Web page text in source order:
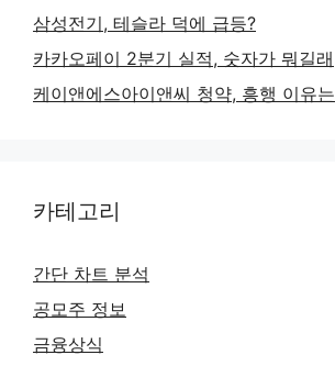
삼성전기, 테슬라 덕에 급등?
카카오페이 2분기 실적, 숫자가 뭐길래
케이앤에스아이앤씨 청약, 흥행 이유는
카테고리
간단 차트 분석
공모주 정보
금융상식